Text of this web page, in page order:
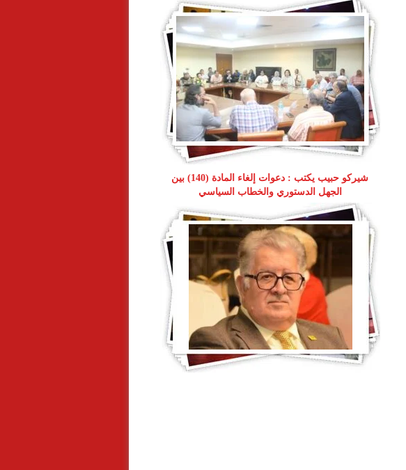
شيركو حبيب يكتب : دعوات إلغاء المادة (140) بين
الجهل الدستوري والخطاب السياسي